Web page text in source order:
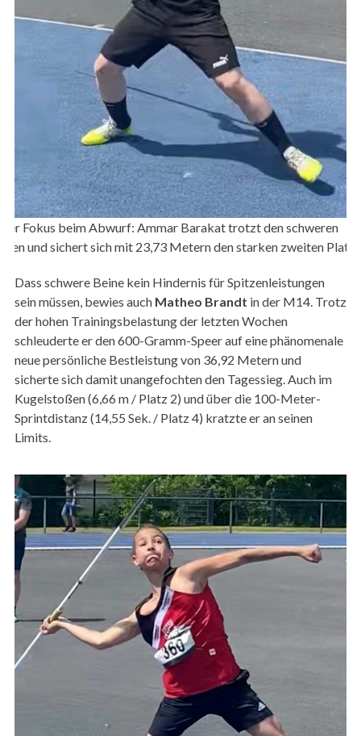
Fokus beim Abwurf: Ammar Barakat trotzt den schweren
und sichert sich mit 23,73 Metern den starken zweiten Platz.
Dass schwere Beine kein Hindernis für Spitzenleistungen
sein müssen, bewies auchMatheo Brandt in der M14. Trotz
der hohen Trainingsbelastung der letzten Wochen
schleuderte er den 600-Gramm-Speer auf eine phänomenale
neue persönliche Bestleistung von 36,92 Metern und
sicherte sich damit unangefochten den Tagessieg. Auch im
Kugelstoßen (6,66 m / Platz 2) und über die 100-Meter-
Sprintdistanz (14,55 Sek. / Platz 4) kratzte er an seinen
Limits.